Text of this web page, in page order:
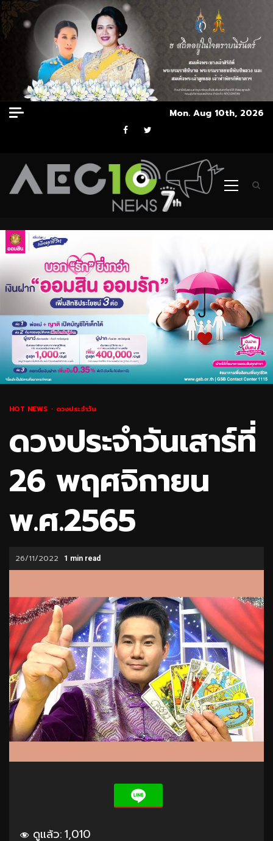
Skip
to
Mon. Aug 10th, 2026
Facebook
Twitter
Primary
HOT NEWS ดวงประจำวัน
ดวงประจำวันเสาร์ที่
26 พฤศจิกายน
พ.ศ.2565
26/11/2022 1 min read
ดูแล้ว:1,010